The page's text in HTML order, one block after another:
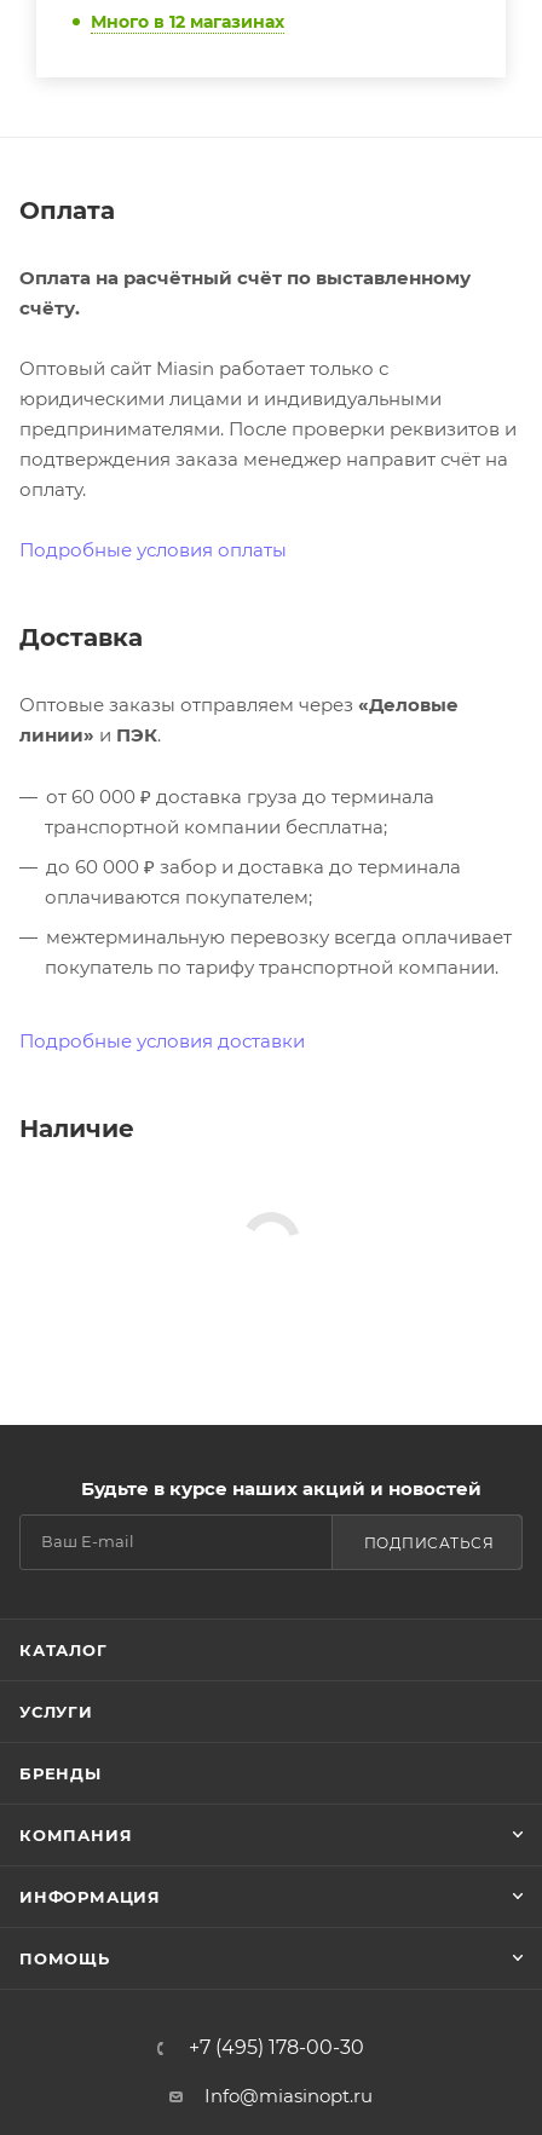
Много в 12 магазинах
Оплата
Оплата на расчётный счёт по выставленному
счёту.
Оптовый сайт Miasin работает только с
юридическими лицами и индивидуальными
предпринимателями. После проверки реквизитов и
подтверждения заказа менеджер направит счёт на
оплату.
Подробные условия оплаты
Доставка
Оптовые заказы отправляем через «Деловые
линии» и ПЭК.
от 60 000 ₽ доставка груза до терминала
транспортной компании бесплатна;
до 60 000 ₽ забор и доставка до терминала
оплачиваются покупателем;
межтерминальную перевозку всегда оплачивает
покупатель по тарифу транспортной компании.
Подробные условия доставки
Наличие
Будьте в курсе наших акций и новостей
ПОДПИСАТЬСЯ
КАТАЛОГ
УСЛУГИ
БРЕНДЫ
КОМПАНИЯ
ИНФОРМАЦИЯ
ПОМОЩЬ
+7 (495) 178-00-30
Info@miasinopt.ru